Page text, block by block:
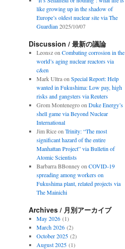
like growing up in the shadow of
Europe’s oldest nuclear site via The
Guardian 2025/10/07
Discussion / 最新の議論
Leonszon Combating corrosion in the
world’s aging nuclear reactors via
c&en
Mark Ultraon Special Report: Help
wanted in Fukushima: Low pay, high
risks and gangsters via Reuters
Grom Montenegroon Duke Energy’s
shell game via Beyond Nuclear
International
Jim Riceon Trinity: “The most
significant hazard of the entire
Manhattan Project” via Bulletin of
Atomic Scientists
Barbarra BBonneyon COVID-19
spreading among workers on
Fukushima plant, related projects via
The Mainichi
Archives / 月別アーカイブ
May 2026(1)
March 2026(2)
October 2025(2)
August 2025(1)